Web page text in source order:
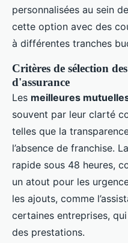
personnalisées au sein
cette option avec des
à différentes tranches
Critères de sélection
d'assurance
Les meilleures
souvent par leur clarté
telles que la
l’absence de franchise.
rapide sous 48 heures,
un atout pour les
les ajouts, comme
certaines entreprises,
des prestations.